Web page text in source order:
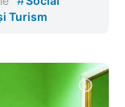
Turism